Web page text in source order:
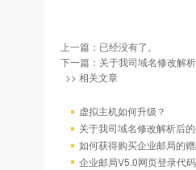
上一篇：已经没有了。
下一篇： 关于我司域名修改解
>> 相关文章
虚拟主机如何升级？
关于我司域名修改解析后
如何获得购买企业邮局的
企业邮局V5.0网页登录代码